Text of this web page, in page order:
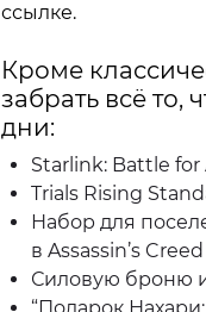
ссылке.
Кроме
забрать всё то,
дни:
Starlink: Battle
Trials Rising
Набор для
в Assassin’s
Силовую броню